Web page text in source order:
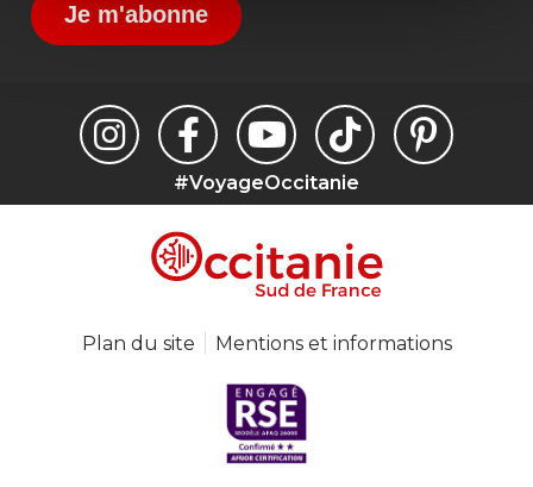
Je m'abonne
#VoyageOccitanie
Plan du site Mentions et informations